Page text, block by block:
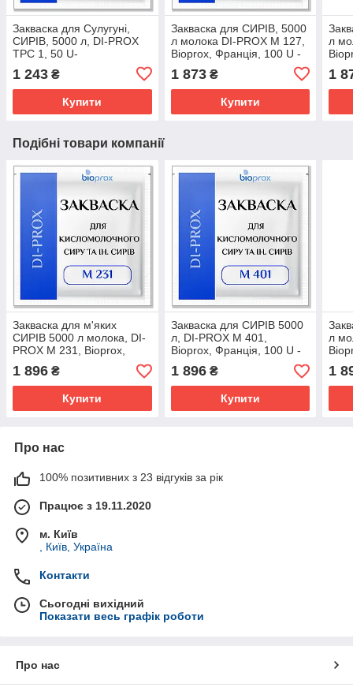
Закваска для Сулугуні,
СИРІВ, 5000 л, DI-PROX
TPC 1, 50 U-
американська моцарелла,
Качкавал
1 243 ₴
Купити
Закваска для СИРІВ, 5000
л молока DI-PROX M 127,
Bioprox, Франція, 100 U -
м'які, напівтверді і тверді
сири
1 873₴
Купити
л
1
Подібні товари компанії
Закваска для м'яких
CИРІВ 5000 л молока, DI-
PROX M 231, Bioprox,
Франція, 100 U
1 896 ₴
Купити
Закваска для CИРІВ 5000
л, DI-PROX M 401,
Bioprox, Франція, 100 U -
для кисломолочного
СИРУ
1 896₴
Купити
л
сири
1
Про нас
100% позитивних з 23 відгуків за рік
Працює з 19.11.2020
м. Київ
, Київ, Україна
Контакти
Сьогодні вихідний
Показати весь графік роботи
Про нас